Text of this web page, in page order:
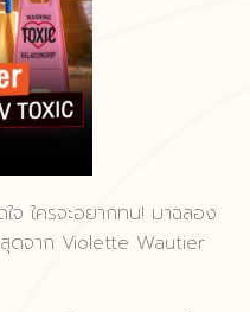
ใครจะอยากทน! มาฉลอง
ดจาก Violette Wautier